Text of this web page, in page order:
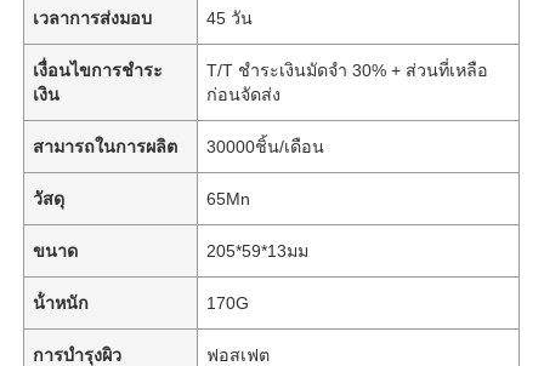
เวลาการส่งมอบ 45 วัน
เงื่อนไขการชำระ
เงิน
T/T ชำระเงินมัดจำ 30% + ส่วนที่เหลือ
ก่อนจัดส่ง
สามารถในการผลิต 30000ชิ้น/เดือน
วัสดุ 65Mn
ขนาด 205*59*13มม
น้ําหนัก 170G
การบํารุงผิว ฟอสเฟต